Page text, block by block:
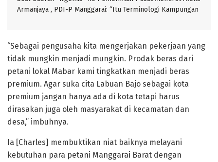
Armanjaya , PDI-P Manggarai: “Itu Terminologi Kampungan
“Sebagai pengusaha kita mengerjakan pekerjaan yang
tidak mungkin menjadi mungkin. Prodak beras dari
petani lokal Mabar kami tingkatkan menjadi beras
premium. Agar suka cita Labuan Bajo sebagai kota
premium jangan hanya ada di kota tetapi harus
dirasakan juga oleh masyarakat di kecamatan dan
desa,” imbuhnya.
Ia [Charles] membuktikan niat baiknya melayani
kebutuhan para petani Manggarai Barat dengan